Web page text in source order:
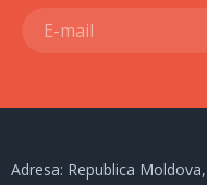
Adresa: Republica